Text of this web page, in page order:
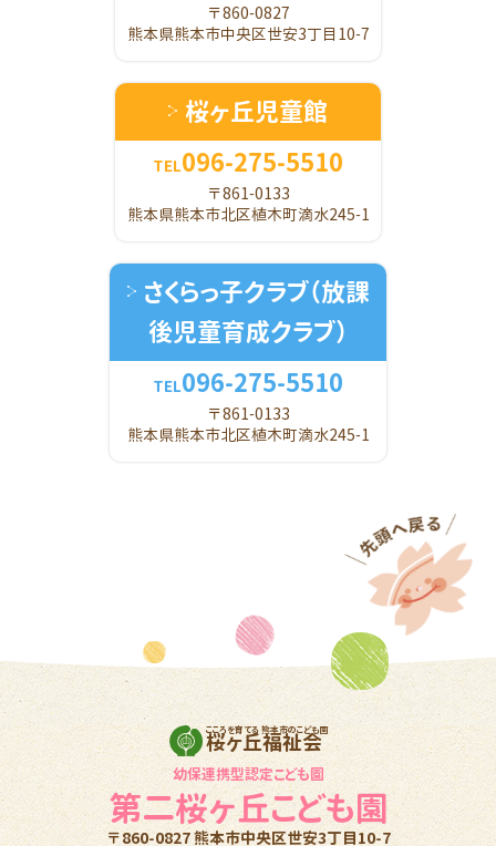
〒860-0827
熊本県熊本市中央区世安3丁目10-7
桜ヶ丘児童館
TEL096-275-5510
〒861-0133
熊本県熊本市北区植木町滴水245-1
さくらっ子クラブ（放課
後児童育成クラブ）
TEL096-275-5510
〒861-0133
熊本県熊本市北区植木町滴水245-1
こころを育てる 熊本市のこども園
桜ヶ丘福祉会
幼保連携型認定こども園
第二桜ヶ丘こども園
〒860-0827 熊本市中央区世安3丁目10-7